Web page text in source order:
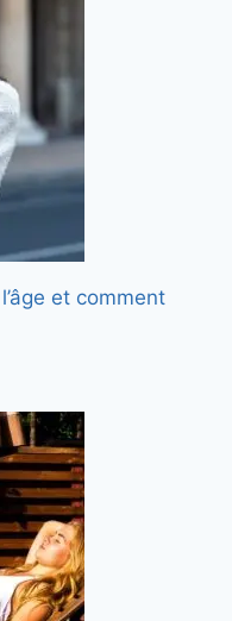
et comment